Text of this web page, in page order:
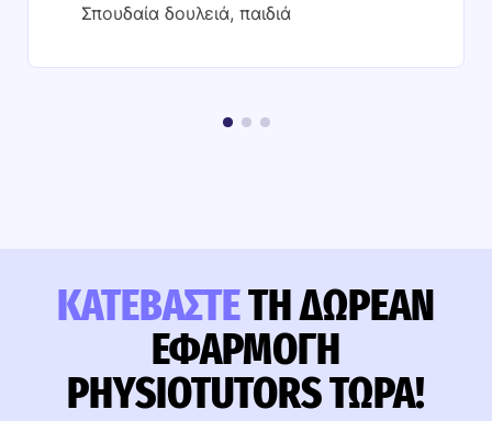
Σπουδαία δουλειά, παιδιά
ΚΑΤΕΒΆΣΤΕΤΗ ΔΩΡΕΆΝ
ΕΦΑΡΜΟΓΉ
PHYSIOTUTORS ΤΏΡΑ!